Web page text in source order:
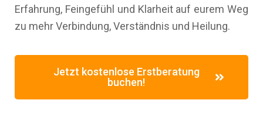
Erfahrung, Feingefühl und Klarheit auf eurem Weg
zu mehr Verbindung, Verständnis und Heilung.
Jetzt kostenlose Erstberatung
buchen!